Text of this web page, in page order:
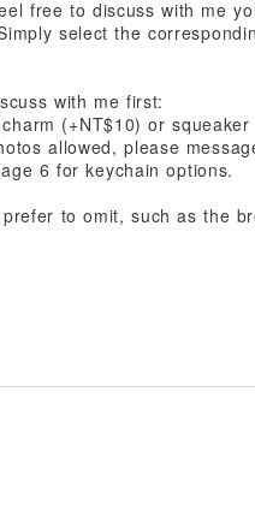
free to discuss with me
select the
with me first:
(+NT$10) or
allowed, please
6 for keychain options.
to omit, such as the